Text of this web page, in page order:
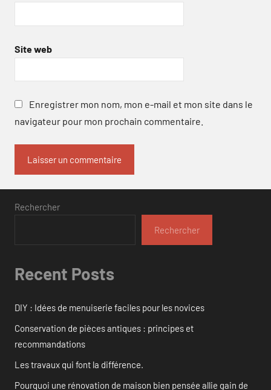
Site web
Enregistrer mon nom, mon e-mail et mon site dans le
navigateur pour mon prochain commentaire.
Rechercher
Rechercher
Recent Posts
DIY : Idées de menuiserie faciles pour les novices
Conservation de pièces antiques : principes et
recommandations
Les travaux qui font la différence.
Pourquoi une rénovation de maison bien pensée allie gain de